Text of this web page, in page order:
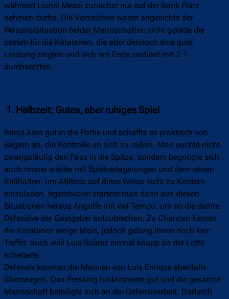
während Lionel Messi zunächst nur auf der Bank Platz
nehmen durfte. Die Vorzeichen waren angesichts der
Personalsituation beider Mannschaften nicht gerade die
besten für die Katalanen, die aber dennoch eine gute
Leistung zeigten und sich am Ende verdient mit 2:1
durchsetzten.
1. Halbzeit: Gutes, aber ruhiges Spiel
Barça kam gut in die Partie und schaffte es praktisch von
Beginn an, die Kontrolle an sich zu reißen. Man suchte nicht
zwangsläufig den Pass in die Spitze, sondern begnügte sich
auch immer wieder mit Spielverlagerungen und dem reinen
Ballhalten, um Atlético auf diese Weise nicht zu Kontern
einzuladen. Irgendwann startete man dann aus diesen
Situationen heraus Angriffe mit viel Tempo, um so die dichte
Defensive der Gastgeber aufzubrechen. Zu Chancen kamen
die Katalanen einige Male, jedoch gelang ihnen noch kein
Treffer, auch weil Luis Suárez einmal knapp an der Latte
scheiterte.
Defensiv konnten die Mannen von Luis Enrique ebenfalls
überzeugen. Das Pressing funktionierte gut und die gesamte
Mannschaft beteiligte sich an der Defensivarbeit. Dadurch